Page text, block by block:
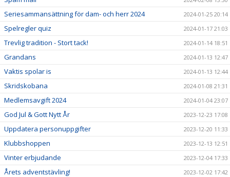
Seriesammansättning för dam- och herr 2024 2024-01-25 20:14
Spelregler quiz 2024-01-17 21:03
Trevlig tradition - Stort tack! 2024-01-14 18:51
Grandans 2024-01-13 12:47
Vaktis spolar is 2024-01-13 12:44
Skridskobana 2024-01-08 21:31
Medlemsavgift 2024 2024-01-04 23:07
God Jul & Gott Nytt År 2023-12-23 17:08
Uppdatera personuppgifter 2023-12-20 11:33
Klubbshoppen 2023-12-13 12:51
Vinter erbjudande 2023-12-04 17:33
Årets adventstävling! 2023-12-02 17:42